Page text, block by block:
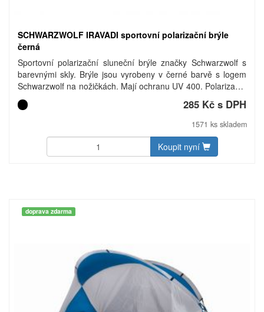
SCHWARZWOLF IRAVADI sportovní polarizační brýle
černá
Sportovní polarizační sluneční brýle značky Schwarzwolf s
barevnými skly. Brýle jsou vyrobeny v černé barvě s logem
Schwarzwolf na nožičkách. Mají ochranu UV 400. Polarizační
brýle snižují nepříjemné oslnění a únavu očí. Oranžová skla
zvyšují kontrastní vidění, a proto se výborně hodí pro řízení a
zimní sporty. Jsou dodávány v černém sáčku z mikrovlákna a
je i bílý hadřík na čištění brýlí z mikrovlákna, vhodný na
sublimační tisk. Baleno v dárkové krabičce.
285 Kč s DPH
1571 ks skladem
Koupit nyní
doprava zdarma